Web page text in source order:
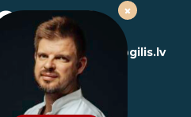
800
E-pasts: klinika@gilis.lv